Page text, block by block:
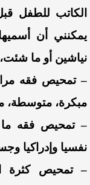
الكاتب للطفل
يمكنني أن
نياشين أو ما
– تمحيص فقه
مبكرة، متوسطة،
– تمحيص فقه ما
نفسيا وإدراكيا
– تمحيص كثرة